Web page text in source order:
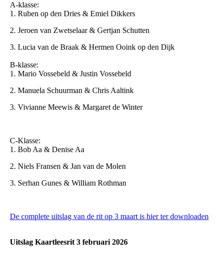
A-klasse:
1. Ruben op den Dries & Emiel Dikkers
2. Jeroen van Zwetselaar & Gertjan Schutten
3. Lucia van de Braak & Hermen Ooink op den Dijk
B-klasse:
1. Mario Vossebeld & Justin Vossebeld
2. Manuela Schuurman & Chris Aaltink
3. Vivianne Meewis & Margaret de Winter
C-Klasse:
1. Bob Aa & Denise Aa
2. Niels Fransen & Jan van de Molen
3. Serhan Gunes & William Rothman
De complete uitslag van de rit op 3 maart is hier ter downloaden
Uitslag Kaartleesrit 3 februari 2026